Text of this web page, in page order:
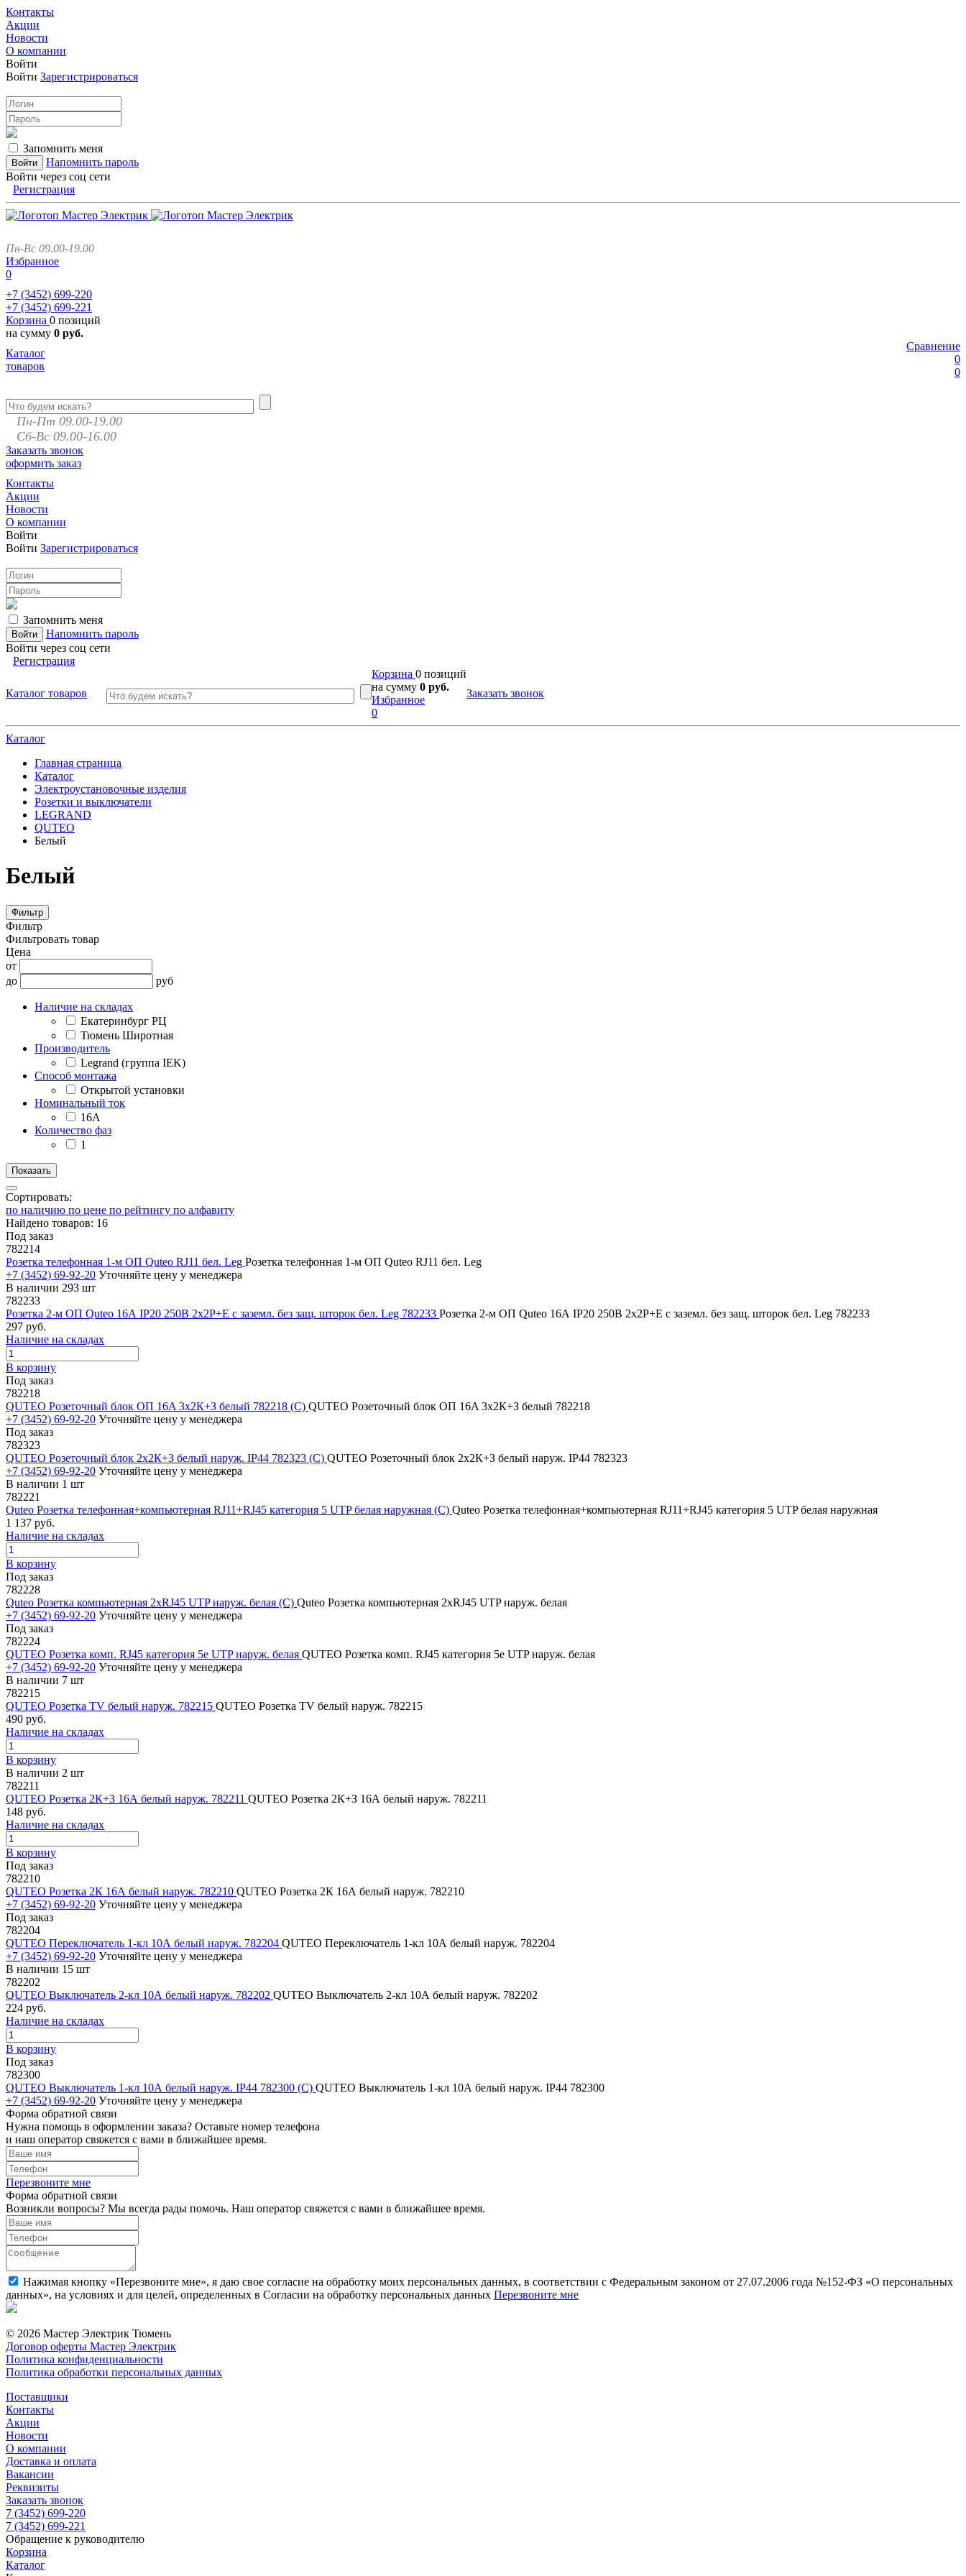
Контакты
Акции
Новости
О компании
Войти
Войти Зарегистрироваться
Запомнить меня
Напомнить пароль
Войти через соц сети
Регистрация
Пн-Вс 09.00-19.00
Избранное
0
+7 (3452) 699-220
+7 (3452) 699-221
Корзина 0 позиций
на сумму 0 руб.
Сравнение
0
0
Каталог
товаров
Пн-Пт 09.00-19.00
Сб-Вс 09.00-16.00
Заказать звонок
оформить заказ
Контакты
Акции
Новости
О компании
Войти
Войти Зарегистрироваться
Запомнить меня
Напомнить пароль
Войти через соц сети
Регистрация
Каталог товаров
Корзина 0 позиций
на сумму 0 руб.
Избранное
0
Заказать звонок
Каталог
Главная страница
Каталог
Электроустановочные изделия
Розетки и выключатели
LEGRAND
QUTEO
Белый
Белый
Фильтр
Фильтр
Фильтровать товар
Цена
от
до
руб
Наличие на складах
Екатеринбург РЦ
Тюмень Широтная
Производитель
Legrand (группа IEK)
Способ монтажа
Открытой установки
Номинальный ток
16А
Количество фаз
1
Сортировать:
по наличию по цене по рейтингу по алфавиту
Найдено товаров: 16
Под заказ
782214
Розетка телефонная 1-м ОП Quteo RJ11 бел. Leg Розетка телефонная 1-м ОП Quteo RJ11 бел. Leg
+7 (3452) 69-92-20 Уточняйте цену у менеджера
В наличии 293 шт
782233
Розетка 2-м ОП Quteo 16А IP20 250В 2х2P+E с заземл. без защ. шторок бел. Leg 782233 Розетка 2-м ОП Quteo 16А IP20 250В 2х2P+E с заземл. без защ. шторок бел. Leg 782233
297 руб.
Наличие на складах
В корзину
Под заказ
782218
QUTEO Розеточный блок ОП 16A 3х2К+З белый 782218 (С) QUTEO Розеточный блок ОП 16A 3х2К+З белый 782218
+7 (3452) 69-92-20 Уточняйте цену у менеджера
Под заказ
782323
QUTEO Розеточный блок 2х2К+З белый наруж. IP44 782323 (С) QUTEO Розеточный блок 2х2К+З белый наруж. IP44 782323
+7 (3452) 69-92-20 Уточняйте цену у менеджера
В наличии 1 шт
782221
Quteo Розетка телефонная+компьютерная RJ11+RJ45 категория 5 UTP белая наружная (С) Quteo Розетка телефонная+компьютерная RJ11+RJ45 категория 5 UTP белая наружная
1 137 руб.
Наличие на складах
В корзину
Под заказ
782228
Quteo Розетка компьютерная 2хRJ45 UTP наруж. белая (С) Quteo Розетка компьютерная 2хRJ45 UTP наруж. белая
+7 (3452) 69-92-20 Уточняйте цену у менеджера
Под заказ
782224
QUTEO Розетка комп. RJ45 категория 5е UTP наруж. белая QUTEO Розетка комп. RJ45 категория 5е UTP наруж. белая
+7 (3452) 69-92-20 Уточняйте цену у менеджера
В наличии 7 шт
782215
QUTEO Розетка TV белый наруж. 782215 QUTEO Розетка TV белый наруж. 782215
490 руб.
Наличие на складах
В корзину
В наличии 2 шт
782211
QUTEO Розетка 2К+З 16А белый наруж. 782211 QUTEO Розетка 2К+З 16А белый наруж. 782211
148 руб.
Наличие на складах
В корзину
Под заказ
782210
QUTEO Розетка 2К 16А белый наруж. 782210 QUTEO Розетка 2К 16А белый наруж. 782210
+7 (3452) 69-92-20 Уточняйте цену у менеджера
Под заказ
782204
QUTEO Переключатель 1-кл 10А белый наруж. 782204 QUTEO Переключатель 1-кл 10А белый наруж. 782204
+7 (3452) 69-92-20 Уточняйте цену у менеджера
В наличии 15 шт
782202
QUTEO Выключатель 2-кл 10А белый наруж. 782202 QUTEO Выключатель 2-кл 10А белый наруж. 782202
224 руб.
Наличие на складах
В корзину
Под заказ
782300
QUTEO Выключатель 1-кл 10А белый наруж. IP44 782300 (С) QUTEO Выключатель 1-кл 10А белый наруж. IP44 782300
+7 (3452) 69-92-20 Уточняйте цену у менеджера
Форма обратной связи
Нужна помощь в оформлении заказа? Оставьте номер телефона
и наш оператор свяжется с вами в ближайшее время.
Перезвоните мне
Форма обратной связи
Возникли вопросы? Мы всегда рады помочь. Наш оператор свяжется с вами в ближайшее время.
Нажимая кнопку «Перезвоните мне», я даю свое согласие на обработку моих персональных данных, в соответствии с Федеральным законом от 27.07.2006 года №152-ФЗ «О персональных
данных», на условиях и для целей, определенных в Согласии на обработку персональных данных Перезвоните мне
© 2026 Мастер Электрик Тюмень
Договор оферты Мастер Электрик
Политика конфиденциальности
Политика обработки персональных данных
Поставщики
Контакты
Акции
Новости
О компании
Доставка и оплата
Вакансии
Реквизиты
Заказать звонок
7 (3452) 699-220
7 (3452) 699-221
Обращение к руководителю
Корзина
Каталог